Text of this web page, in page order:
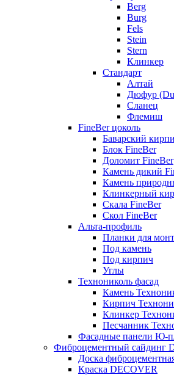
Berg
Burg
Fels
Stein
Stern
Клинкер
Стандарт
Алтай
Дюфур
Сланец
Флемиш
FineBer цоколь
Баварский
Блок FineBer
Доломит FineBer
Камень дикий
Камень
Клинкерный
Скала FineBer
Скол FineBer
Альта-профиль
Планки для
Под камень
Под кирпич
Углы
Технониколь фасад
Камень
Кирпич
Клинкер
Песчанник
Фасадные панели Ю-
Фиброцементный сайдинг
Доска
Краска DECOVER